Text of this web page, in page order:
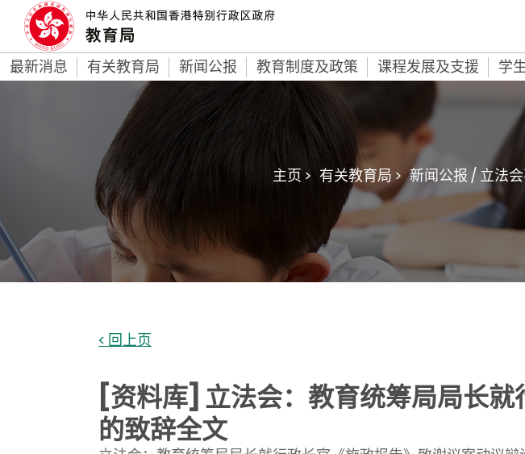
最新消息 有关教育局 新闻公报 教育制度及政策 课程发展及支援 学
主页 > 有关教育局 > 新闻公报 / 立法
< 回上页
[资料库] 立法会：教育统筹局局长
的致辞全文